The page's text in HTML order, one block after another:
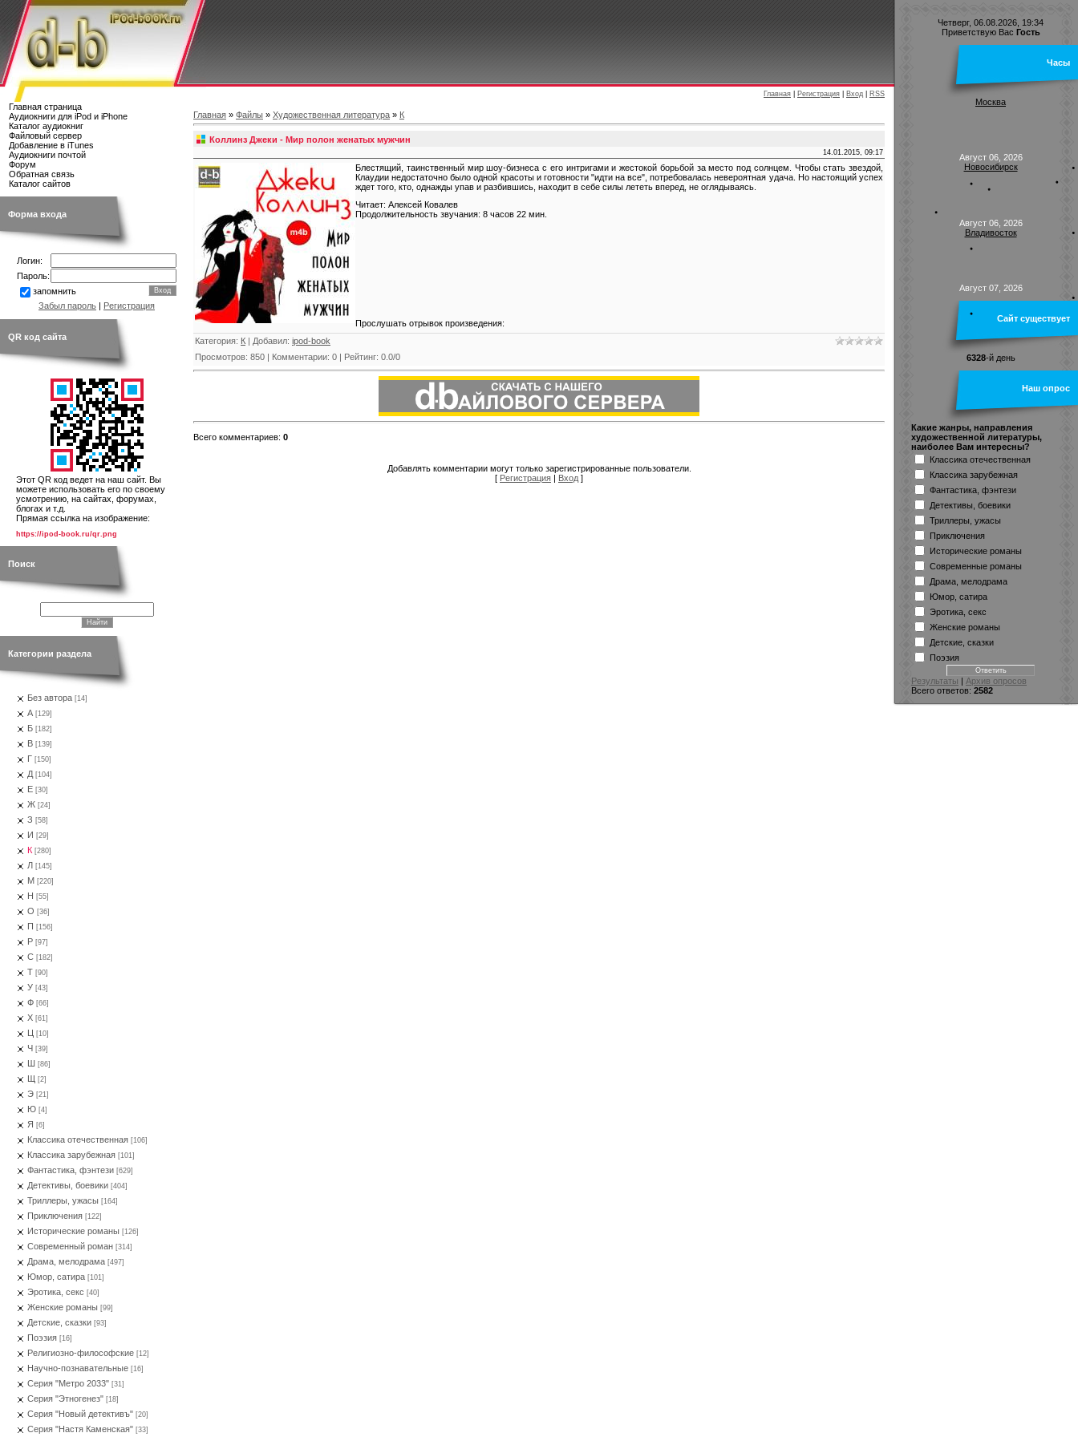
Главная Регистрация Вход RSS
Главная страница
Аудиокниги для iPod и iPhone
Каталог аудиокниг
Файловый сервер
Добавление в iTunes
Аудиокниги почтой
Форум
Обратная связь
Каталог сайтов
Форма входа
Логин:
Пароль:
запомнить
Забыл пароль | Регистрация
QR код сайта
Этот QR код ведет на наш сайт. Вы
можете использовать его по своему
усмотрению, на сайтах, форумах,
блогах и т.д.
Прямая ссылка на изображение:
https://ipod-book.ru/qr.png
Поиск
Категории раздела
Без автора [14]
А [129]
Б [182]
В [139]
Г [150]
Д [104]
Е [30]
Ж [24]
З [58]
И [29]
К [280]
Л [145]
М [220]
Н [55]
О [36]
П [156]
Р [97]
С [182]
Т [90]
У [43]
Ф [66]
Х [61]
Ц [10]
Ч [39]
Ш [86]
Щ [2]
Э [21]
Ю [4]
Я [6]
Классика отечественная [106]
Классика зарубежная [101]
Фантастика, фэнтези [629]
Детективы, боевики [404]
Триллеры, ужасы [164]
Приключения [122]
Исторические романы [126]
Современный роман [314]
Драма, мелодрама [497]
Юмор, сатира [101]
Эротика, секс [40]
Женские романы [99]
Детские, сказки [93]
Поэзия [16]
Религиозно-философские [12]
Научно-познавательные [16]
Серия "Метро 2033" [31]
Серия "Этногенез" [18]
Серия "Новый детективъ" [20]
Серия "Настя Каменская" [33]
Главная » Файлы » Художественная литература » К
Коллинз Джеки - Мир полон женатых мужчин
14.01.2015, 09:17
Блестящий, таинственный мир шоу-бизнеса с его интригами и жестокой борьбой за место под солнцем. Чтобы стать звездой,
Клаудии недостаточно было одной красоты и готовности "идти на все", потребовалась невероятная удача. Но настоящий успех
ждет того, кто, однажды упав и разбившись, находит в себе силы лететь вперед, не оглядываясь.
Читает: Алексей Ковалев
Продолжительность звучания: 8 часов 22 мин.
Прослушать отрывок произведения:
Категория: К | Добавил: ipod-book
Просмотров: 850 | Комментарии: 0 | Рейтинг: 0.0/0
Всего комментариев: 0
Добавлять комментарии могут только зарегистрированные пользователи.
[ Регистрация | Вход ]
Четверг, 06.08.2026, 19:34
Приветствую Вас Гость
Часы
Москва
Август 06, 2026
Новосибирск
Август 06, 2026
Владивосток
Август 07, 2026
Сайт существует
6328-й день
Наш опрос
Какие жанры, направления
художественной литературы,
наиболее Вам интересны?
Классика отечественная
Классика зарубежная
Фантастика, фэнтези
Детективы, боевики
Триллеры, ужасы
Приключения
Исторические романы
Современные романы
Драма, мелодрама
Юмор, сатира
Эротика, секс
Женские романы
Детские, сказки
Поэзия
Результаты | Архив опросов
Всего ответов: 2582